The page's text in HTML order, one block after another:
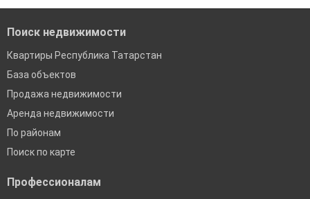
Поиск недвижимости
Квартиры Республика Татарстан
База объектов
Продажа недвижимости
Аренда недвижимости
По районам
Поиск по карте
Профессионалам